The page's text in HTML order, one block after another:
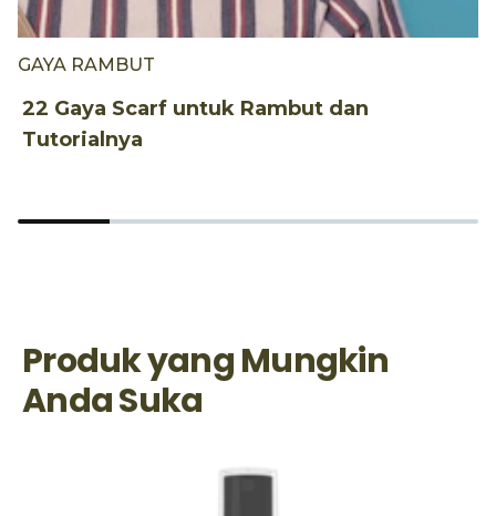
GAYA RAMBUT
22 Gaya Scarf untuk Rambut dan
Tutorialnya
Produk yang Mungkin
Anda Suka